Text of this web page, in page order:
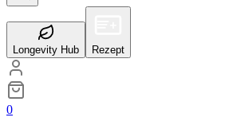
Longevity Hub Rezept
0